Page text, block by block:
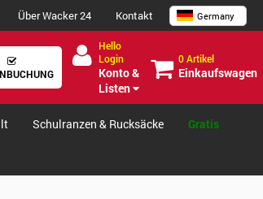
Über Wacker 24 Kontakt Germany
Hello
Login
Konto &
Listen
0 Artikel
Einkaufswagen
Schulranzen & Rucksäcke Gratis